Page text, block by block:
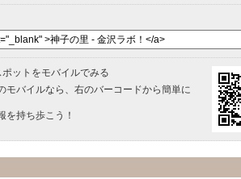
ットをモバイルでみる
モバイルなら、右のバーコードから簡単に
を持ち歩こう！